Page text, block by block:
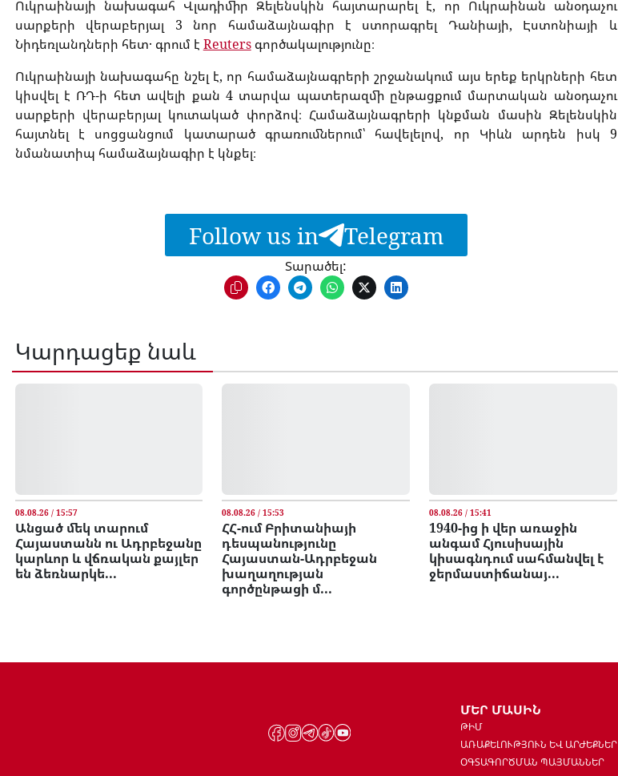
Ուկրաինայի նախագահ Վլադիմիր Զելենսկին հայտարարել է, որ Ուկրաինան անօդաչու
սարքերի վերաբերյալ 3 նոր համաձայնագիր է ստորագրել Դանիայի, Էստոնիայի և
Նիդեռլանդների հետ․ գրում է Reutersգործակալությունը։
Ուկրաինայի նախագահը նշել է, որ համաձայնագրերի շրջանակում այս երեք երկրների հետ
կիսվել է ՌԴ-ի հետ ավելի քան 4 տարվա պատերազմի ընթացքում մարտական ​​անօդաչու
սարքերի վերաբերյալ կուտակած փորձով։ Համաձայնագրերի կնքման մասին Զելենսկին
հայտնել է սոցցանցում կատարած գրառումներում՝ հավելելով, որ Կիևն արդեն իսկ 9
նմանատիպ համաձայնագիր է կնքել։
Follow us in Telegram
Տարածել:
Կարդացեք նաև
08.08.26 / 15:57
Անցած մեկ տարում
Հայաստանն ու Ադրբեջանը
կարևոր և վճռական քայլեր
են ձեռնարկե...
08.08.26 / 15:53
ՀՀ-ում Բրիտանիայի
դեսպանությունը
Հայաստան-Ադրբեջան
խաղաղության
գործընթացի մ...
08.08.26 / 15:41
1940-ից ի վեր առաջին
անգամ Հյուսիսային
կիսագնդում սահմանվել է
ջերմաստիճանայ...
ՄԵՐ ՄԱՍԻՆ
ԹԻՄ
ԱՌԱՔԵԼՈՒԹՅՈՒՆ ԵՎ ԱՐԺԵՔՆԵՐ
ՕԳՏԱԳՈՐԾՄԱՆ ՊԱՅՄԱՆՆԵՐ